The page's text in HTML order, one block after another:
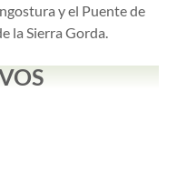
y el Puente de
la Sierra Gorda.